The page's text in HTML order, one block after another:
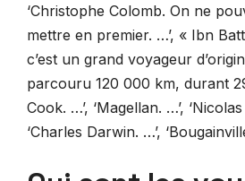
‘Christophe Colomb. On ne
mettre en premier. …’, « Ibn
c’est un grand voyageur
parcouru 120 000 km, durant
Cook. …’, ‘Magellan. …’,
‘Charles Darwin. …’,